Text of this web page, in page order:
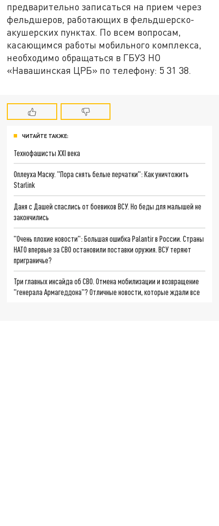
предварительно записаться на прием через
фельдшеров, работающих в фельдшерско-
акушерских пунктах. По всем вопросам,
касающимся работы мобильного комплекса,
необходимо обращаться в ГБУЗ НО
«Навашинская ЦРБ» по телефону: 5 31 38.
ЧИТАЙТЕ ТАКЖЕ:
Технофашисты XXI века
Оплеуха Маску. "Пора снять белые перчатки": Как уничтожить
Starlink
Даня с Дашей спаслись от боевиков ВСУ. Но беды для малышей не
закончились
"Очень плохие новости": Большая ошибка Palantir в России. Страны
НАТО впервые за СВО остановили поставки оружия. ВСУ теряют
приграничье?
Три главных инсайда об СВО. Отмена мобилизации и возвращение
"генерала Армагеддона"? Отличные новости, которые ждали все